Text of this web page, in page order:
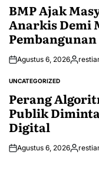
BMP Ajak
Anarkis Demi
Agustus 6, 2026Posted
POSTED
UNCATEGORIZED
Perang
Publik
Digital
Agustus 6, 2026Posted